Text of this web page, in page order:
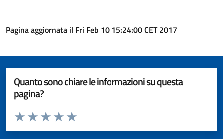
Pagina aggiornata il Fri Feb 10 15:24:00 CET 2017
Quanto sono chiare le informazioni su questa
pagina?
Valuta da 1 a 5 stelle la pagina
Valuta 5 stelle su 5
Valuta 4 stelle su 5
Valuta 3 stelle su 5
Valuta 2 stelle su 5
Valuta 1 stelle su 5